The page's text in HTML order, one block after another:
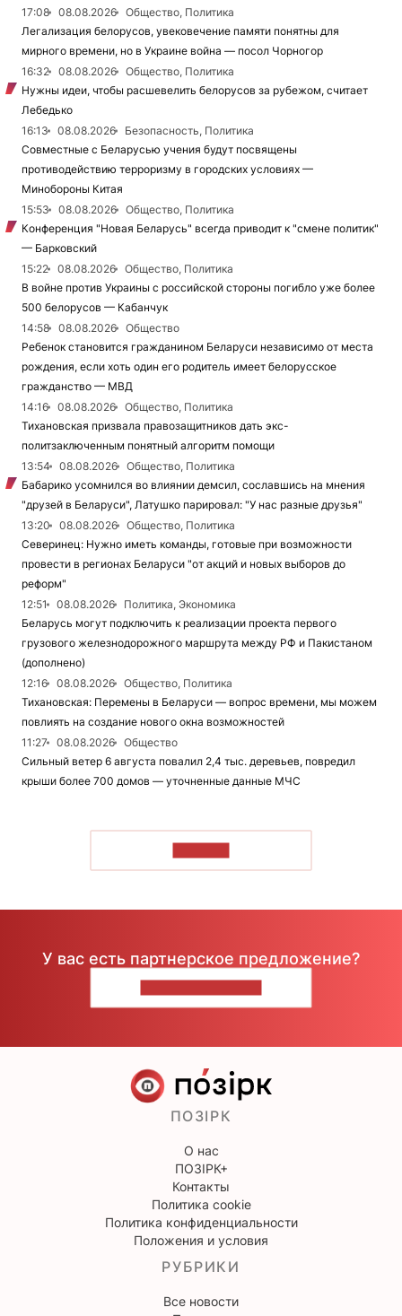
17:08
08.08.2026
Общество, Политика
Легализация белорусов, увековечение памяти понятны для
мирного времени, но в Украине война — посол Чорногор
16:32
08.08.2026
Общество, Политика
Нужны идеи, чтобы расшевелить белорусов за рубежом, считает
Лебедько
16:13
08.08.2026
Безопасность, Политика
Совместные с Беларусью учения будут посвящены
противодействию терроризму в городских условиях —
Минобороны Китая
15:53
08.08.2026
Общество, Политика
Конференция "Новая Беларусь" всегда приводит к "смене политик"
— Барковский
15:22
08.08.2026
Общество, Политика
В войне против Украины с российской стороны погибло уже более
500 белорусов — Кабанчук
14:58
08.08.2026
Общество
Ребенок становится гражданином Беларуси независимо от места
рождения, если хоть один его родитель имеет белорусское
гражданство — МВД
14:16
08.08.2026
Общество, Политика
Тихановская призвала правозащитников дать экс-
политзаключенным понятный алгоритм помощи
13:54
08.08.2026
Общество, Политика
Бабарико усомнился во влиянии демсил, сославшись на мнения
"друзей в Беларуси", Латушко парировал: "У нас разные друзья"
13:20
08.08.2026
Общество, Политика
Северинец: Нужно иметь команды, готовые при возможности
провести в регионах Беларуси "от акций и новых выборов до
реформ"
12:51
08.08.2026
Политика, Экономика
Беларусь могут подключить к реализации проекта первого
грузового железнодорожного маршрута между РФ и Пакистаном
(дополнено)
12:16
08.08.2026
Общество, Политика
Тихановская: Перемены в Беларуси — вопрос времени, мы можем
повлиять на создание нового окна возможностей
11:27
08.08.2026
Общество
Сильный ветер 6 августа повалил 2,4 тыс. деревьев, повредил
крыши более 700 домов — уточненные данные МЧС
У вас есть партнерское предложение?
ПОЗІРК
О нас
ПОЗІРК+
Контакты
Политика cookie
Политика конфиденциальности
Положения и условия
РУБРИКИ
Все новости